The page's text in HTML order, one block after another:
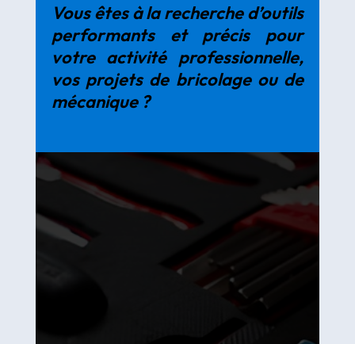
Vous êtes à la recherche d’outils
performants et précis pour
votre activité professionnelle,
vos projets de bricolage ou de
mécanique ?